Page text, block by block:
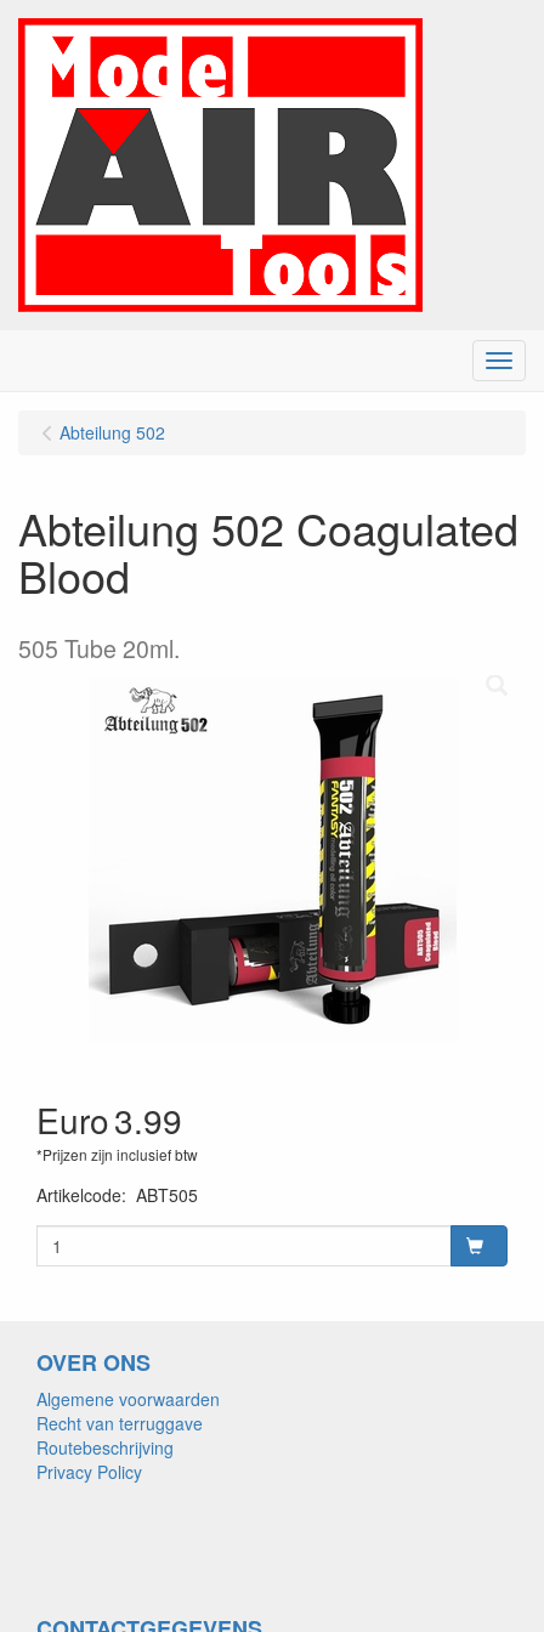
Menu
Abteilung 502
Abteilung 502 Coagulated
Blood
505 Tube 20ml.
Euro3.99
*Prijzen zijn inclusief btw
Artikelcode: ABT505
OVER ONS
Algemene voorwaarden
Recht van terruggave
Routebeschrijving
Privacy Policy